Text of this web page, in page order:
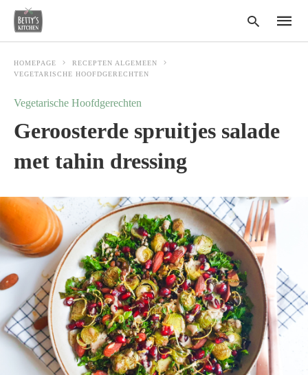
search
query
HOMEPAGE
RECEPTEN ALGEMEEN
VEGETARISCHE HOOFDGERECHTEN
Vegetarische Hoofdgerechten
Geroosterde spruitjes salade
met tahin dressing